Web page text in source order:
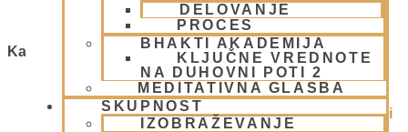
DELOVANJE
PROCES
BHAKTI AKADEMIJA
KLJUČNE VREDNOTE
NA DUHOVNI POTI 2
MEDITATIVNA GLASBA
SKUPNOST
IZOBRAŽEVANJE
Kategorije
1.Blog(26)
Ačarje v sampradaji – duhovni učitelji iz preteklosti